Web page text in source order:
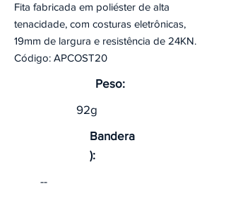
Fita fabricada em poliéster de alta
tenacidade, com costuras eletrônicas,
19mm de largura e resistência de 24KN.
Código: APCOST20
Peso:
92g
Bandera
):
--